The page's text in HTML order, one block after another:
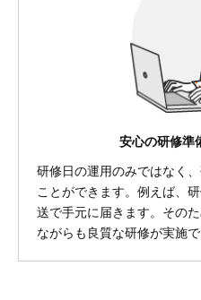
安心の研修準
研修日の運用のみではなく
ことができます。例えば、
送で手元に届きます。その
ながらも良質な研修が実施で